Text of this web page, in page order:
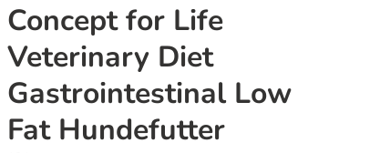
Concept for Life
Veterinary Diet
Gastrointestinal Low
Fat Hundefutter